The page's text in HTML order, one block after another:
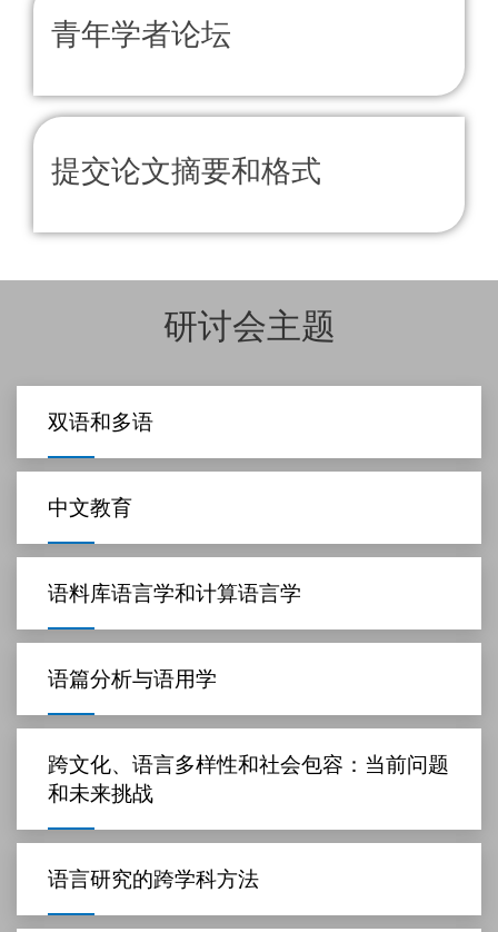
青年学者论坛
提交论文摘要和格式
研讨会主题
双语和多语
中文教育
语料库语言学和计算语言学
语篇分析与语用学
跨文化、语言多样性和社会包容：当前问题
和未来挑战
语言研究的跨学科方法